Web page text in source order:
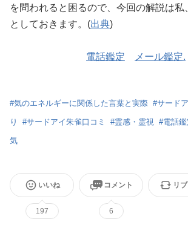
を問われると困るので、今回の解説は私
としておきます。(出典)
電話鑑定 メール鑑定.
#気のエネルギーに関係した言葉と実際 #サード
り #サードアイ朱雀口コミ #霊感・霊視 #電話
気
いいね
197
コメント
6
リ